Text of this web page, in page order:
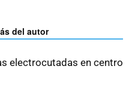
del autor
electrocutadas en centro